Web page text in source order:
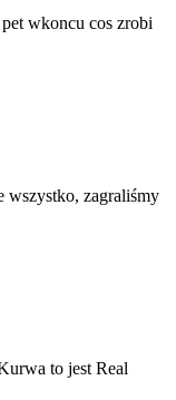
wkoncu cos zrobi
wszystko, zagraliśmy
to jest Real